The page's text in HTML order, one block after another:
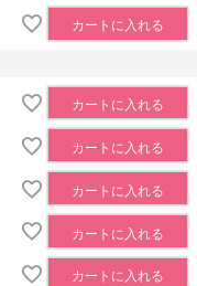
カートに入れる
カートに入れる
カートに入れる
カートに入れる
カートに入れる
カートに入れる